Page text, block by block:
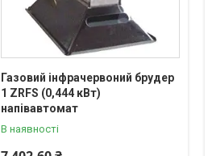
Газовий інфрачервоний брудер
1 ZRFS (0,444 кВт)
напівавтомат
В наявності